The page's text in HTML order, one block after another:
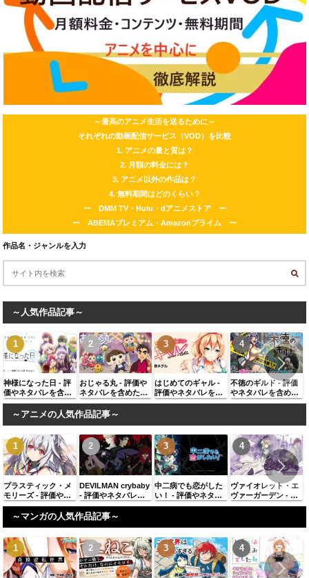
～最高のアニメ生活を送るために～
それぞれの動画配信サービス（VOD）を比較
1. アニメの量と質は？
2. 月額の料金には？
3. アニメ以外の作品は？
4. 無料期間はどのくらい？
ー DMM TV・Hulu・dアニメストア ー
ー ABEMAプレミアム・Amazonプライム ー
作品名・ジャンルを入力
～人気作品記事～
神様になった日 - 評
価やネタバレを含め
た感想、似ている作
品に同じ著者の作品
おじゃる丸 - 評価や
ネタバレを含めた感
想、似ている作品に
同じ著者の作品を紹
介
はじめてのギャル -
評価やネタバレを含
めた感想、似ている
不徳のギルド - 評価
やネタバレを含めた
感想、似ている作品
～アニメの人気作品記事～
プラスティック・メ
モリーズ - 評価やネ
タバレを含めた感
想、似ている作品に
DEVILMAN crybaby
- 評価やネタバレを
含めた感想、似てい
る作品に同じ著者の
中二病でも恋がした
い！ - 評価やネタバ
レを含めた感想、似
ヴァイオレット・エ
ヴァーガーデン - 評
価やネタバレを含め
～マンガの人気作品記事～